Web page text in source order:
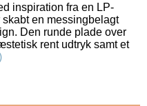
inspiration fra en LP-
en messingbelagt
Den runde plade over
rent udtryk samt et